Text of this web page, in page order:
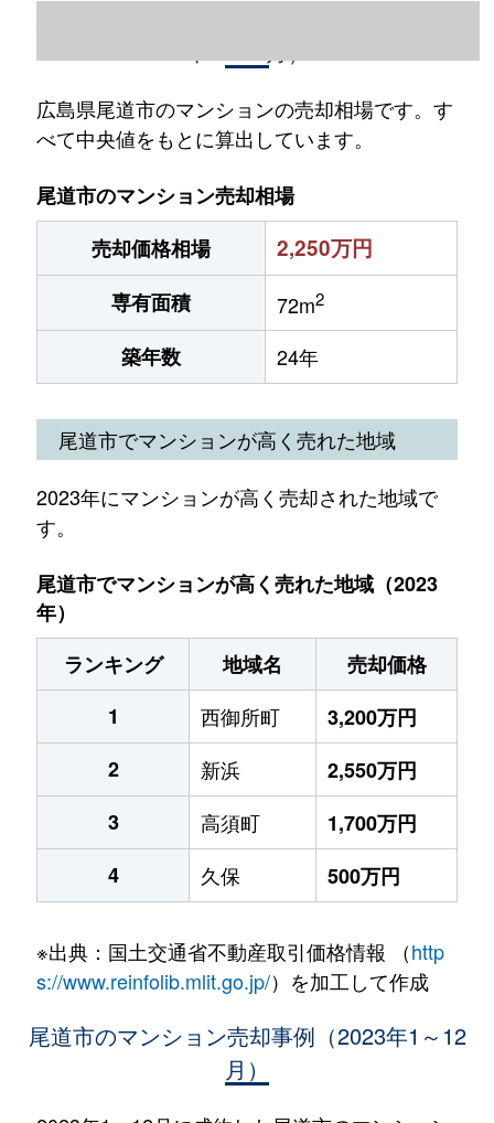
広島県尾道市のマンションの売却相場です。す
べて中央値をもとに算出しています。
尾道市のマンション売却相場
売却価格相場
2,250万円
専有面積 72m2
築年数 24年
尾道市でマンションが高く売れた地域
2023年にマンションが高く売却された地域で
す。
尾道市でマンションが高く売れた地域（2023
年）
ランキング
地域名
売却価格
1
西御所町
3,200万円
2
新浜
2,550万円
3
高須町
1,700万円
4
久保 500万円
※出典：国土交通省不動産取引価格情報 （http
s://www.reinfolib.mlit.go.jp/）を加工して作成
尾道市のマンション売却事例（2023年1～12
月）